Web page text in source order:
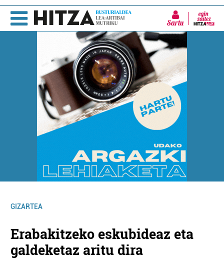
Sartu
GIZARTEA
Erabakitzeko eskubideaz eta
galdeketaz aritu dira